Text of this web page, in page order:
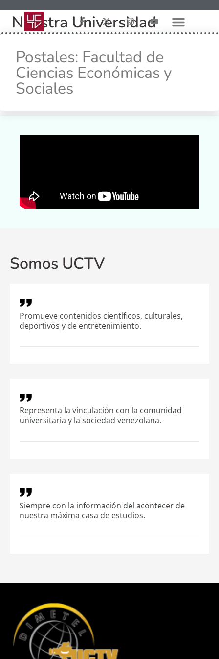
Nuestra Universidad
Postales: Facultad de
Ciencias Económicas y
Sociales
Somos UCTV
Promueve contenidos científicos, culturales,
deportivos y de entretenimiento.
Representa la vinculación con la comunidad
universitaria y la sociedad venezolana.
Siempre con la información del acontecer de
nuestra máxima casa de estudios.